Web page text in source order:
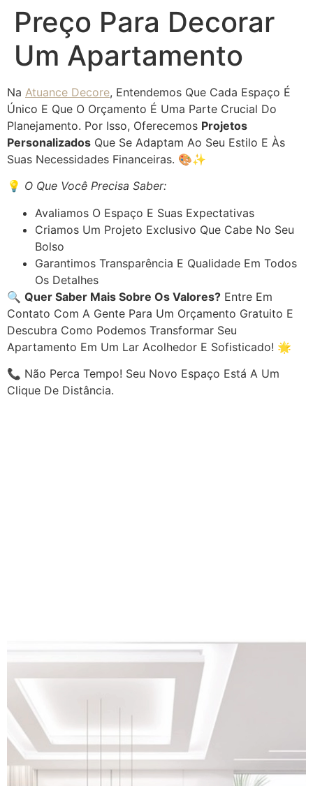
Preço Para Decorar
Um Apartamento
Na Atuance Decore, Entendemos Que Cada Espaço É
Único E Que O Orçamento É Uma Parte Crucial Do
Planejamento. Por Isso, Oferecemos Projetos
Personalizados Que Se Adaptam Ao Seu Estilo E Às
Suas Necessidades Financeiras. 🎨✨
💡 O Que Você Precisa Saber:
Avaliamos O Espaço E Suas Expectativas
Criamos Um Projeto Exclusivo Que Cabe No Seu
Bolso
Garantimos Transparência E Qualidade Em Todos
Os Detalhes
🔍 Quer Saber Mais Sobre Os Valores? Entre Em
Contato Com A Gente Para Um Orçamento Gratuito E
Descubra Como Podemos Transformar Seu
Apartamento Em Um Lar Acolhedor E Sofisticado! 🌟
📞 Não Perca Tempo! Seu Novo Espaço Está A Um
Clique De Distância.